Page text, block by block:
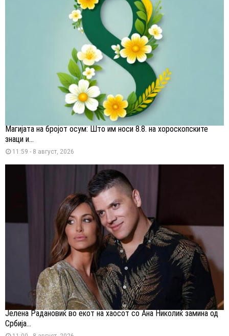
Магијата на бројот осум: Што им носи 8.8. на хороскопските
знаци и...
11:59 - 8 август, 2026
Јелена Радановиќ во екот на хаосот со Ана Николиќ замина од
Србија...